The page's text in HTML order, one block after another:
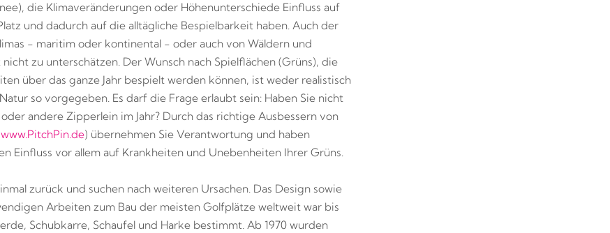
die Klimaveränderungen oder Höhenunterschiede Einfluss auf
und dadurch auf die alltägliche Bespielbarkeit haben. Auch der
- maritim oder kontinental - oder auch von Wäldern und
nicht zu unterschätzen. Der Wunsch nach Spielflächen (Grüns), die
über das ganze Jahr bespielt werden können, ist weder realistisch
so vorgegeben. Es darf die Frage erlaubt sein: Haben Sie nicht
andere Zipperlein im Jahr? Durch das richtige Ausbessern von
www.PitchPin.de) übernehmen Sie Verantwortung und haben
Einfluss vor allem auf Krankheiten und Unebenheiten Ihrer Grüns.
zurück und suchen nach weiteren Ursachen. Das Design sowie
Arbeiten zum Bau der meisten Golfplätze weltweit war bis
Schubkarre, Schaufel und Harke bestimmt. Ab 1970 wurden